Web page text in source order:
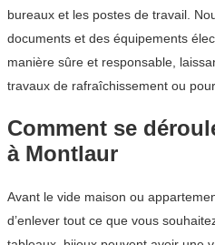
bureaux et les postes de travail.
documents et des équipements
manière sûre et responsable,
travaux de rafraîchissement ou
Comment se
à Montlaur
Avant le vide maison ou
d’enlever tout ce que vous